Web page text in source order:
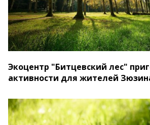
Экоцентр "Битцевский лес"
активности для жителей